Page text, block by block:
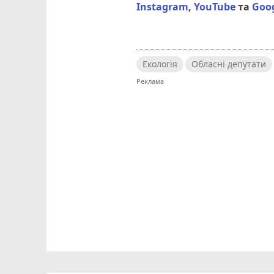
Instagram,YouTubeта
Екологія Обласні депутати